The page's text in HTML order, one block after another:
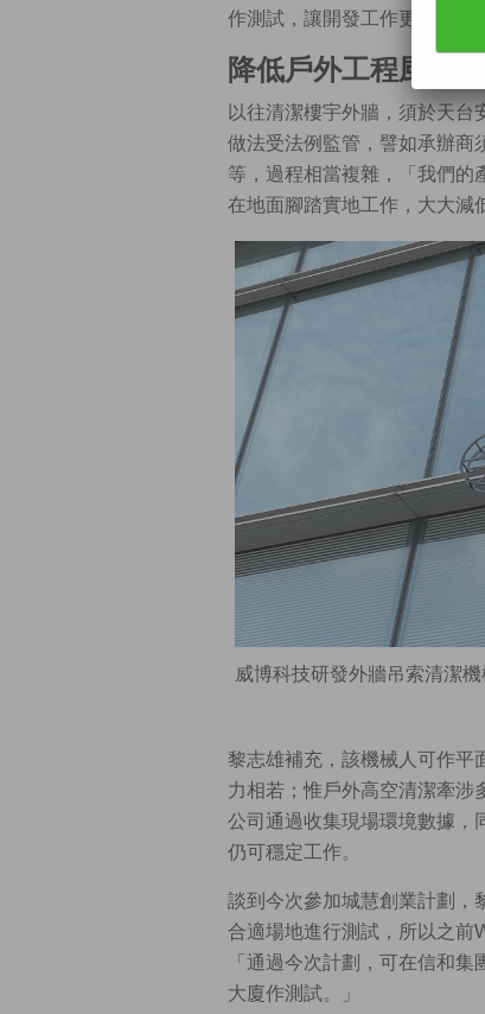
作測試，讓開發工作更貼地。
降低戶外工程風險
以往清潔樓宇外牆，須於天
做法受法例監管，譬如承辦商
等，過程相當複雜，「我們的
在地面腳踏實地工作，大大減
威博科技研發外牆吊索清潔
黎志雄補充，該機械人可作平
力相若；惟戶外高空清潔牽涉
公司通過收集現場環境數據，
仍可穩定工作。
談到今次參加城慧創業計劃，
合適場地進行測試，所以之前
「通過今次計劃，可在信和
大廈作測試。」